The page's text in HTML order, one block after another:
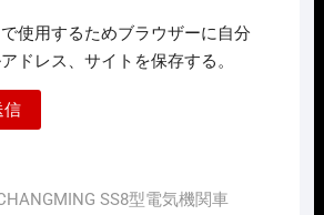
使用するためブラウザーに自分
ドレス、サイトを保存する。
SS8型電気機関車